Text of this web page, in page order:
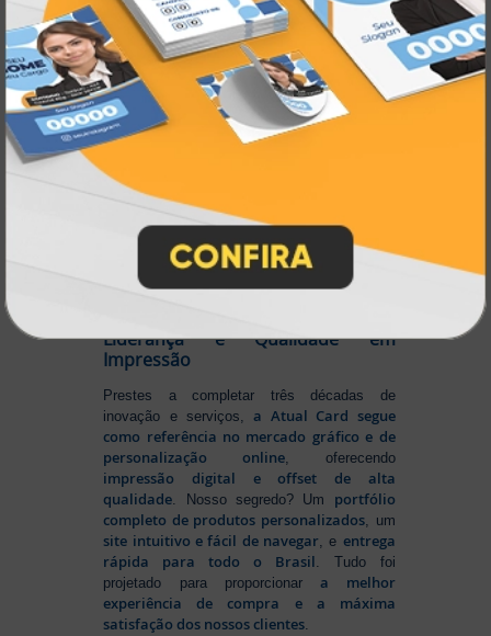
Pioneirismo e Inovação em
Impressão personalizada
Muito antes de termos comográfica online,
impressão sob demanda e web to print
se
popularizarem, aAtual Card já estava
transformando o mercado gráfico
continuamente
de pontapara garantir a melhor experiência
produtos personalizados e impressão
online
. Tudo isso para oferecer
agilidade,
qualidade e soluções inteligentes
atendem às suas necessidades.
Liderança e Qualidade em
Impressão
Prestes a completar três décadas de
inovação e serviços,a Atual Card segue
como referência no mercado gráfico e de
personalização online, oferecendo
impressão digital e offset de alta
qualidade. Nosso segredo? Um portfólio
completo de produtos personalizados, um
site intuitivo e fácil de navegar, e entrega
rápida para todo o Brasil. Tudo foi
projetado para proporcionara melhor
experiência de compra e a máxima
satisfação dos nossos clientes.